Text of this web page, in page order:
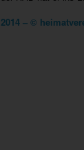
2014 – ©